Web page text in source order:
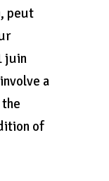
peut
juin
a
of